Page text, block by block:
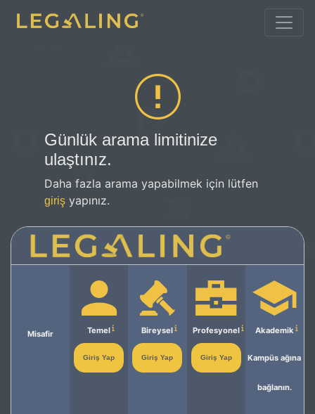
Günlük arama limitinize
ulaştınız.
Daha fazla arama yapabilmek için lütfen
giriş yapınız.
Misafir Temel
Giriş Yap
Bireysel
Giriş Yap
Profesyonel
Giriş Yap
Akademik
Kampüs ağına
bağlanın.